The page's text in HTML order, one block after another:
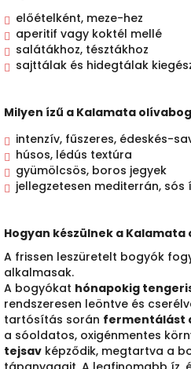
előételként, meze-hez
aperitif vagy koktél mellé
salátákhoz, tésztákhoz
sajttálak és hidegtálak
Milyen ízű a Kalamata
intenzív, fűszeres, édeskés-
húsos, lédús textúra
gyümölcsös, boros jegyek
jellegzetesen mediterrán, sós
Hogyan készülnek a
A frissen leszüretelt bogyók
alkalmasak.
A bogyókat hónapokig
rendszeresen leöntve és
tartósítás során fermentálást
a sóoldatos, oxigénmentes
tejsav képződik, megtartva a